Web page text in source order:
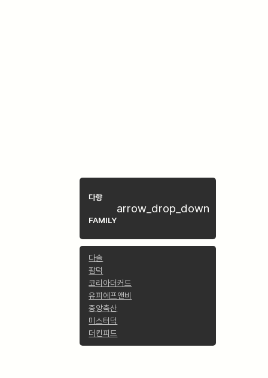
다향
FAMILY
arrow_drop_down
다솔
팜덕
코리아더커드
유피에프앤비
중앙축산
미스터덕
더킨피드